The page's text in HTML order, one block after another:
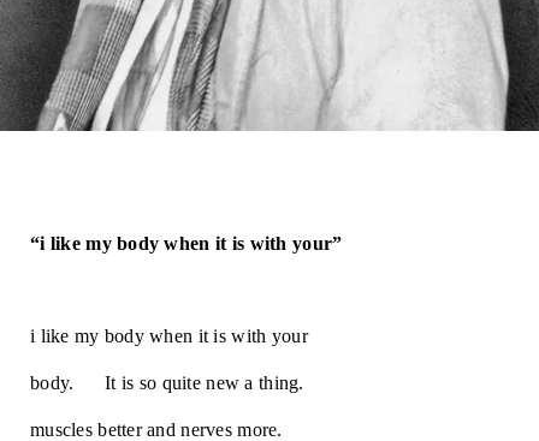
“i like my body when it is with your”
i like my body when it is with your
body.      It is so quite new a thing.
muscles better and nerves more.